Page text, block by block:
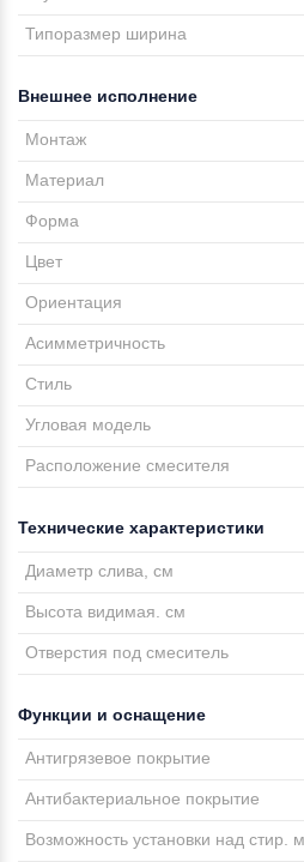
Типоразмер ширина
Внешнее исполнение
Монтаж
Материал
Форма
Цвет
Ориентация
Асимметричность
Стиль
Угловая модель
Расположение смесителя
Технические характеристики
Диаметр слива, см
Высота видимая. см
Отверстия под смеситель
Функции и оснащение
Антигрязевое покрытие
Антибактериальное покрытие
Возможность установки над стир.